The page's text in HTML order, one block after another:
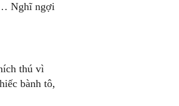
Nghĩ ngợi
thú vì
bành tô,